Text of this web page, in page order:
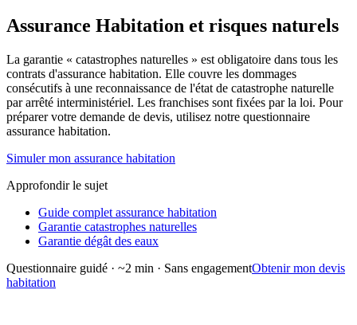
Assurance Habitation et risques naturels
La garantie « catastrophes naturelles » est obligatoire dans tous les
contrats d'assurance habitation. Elle couvre les dommages
consécutifs à une reconnaissance de l'état de catastrophe naturelle
par arrêté interministériel. Les franchises sont fixées par la loi. Pour
préparer votre demande de devis, utilisez notre questionnaire
assurance habitation.
Simuler mon assurance habitation
Approfondir le sujet
Guide complet assurance habitation
Garantie catastrophes naturelles
Garantie dégât des eaux
Questionnaire guidé · ~2 min · Sans engagementObtenir mon devis
habitation